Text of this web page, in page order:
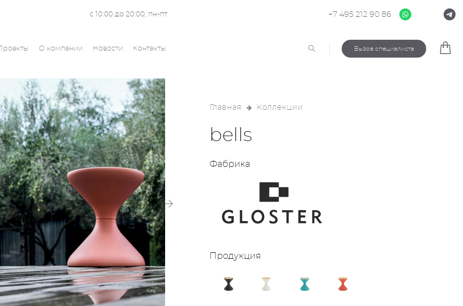
с 10:00 до 20:00, пн-пт +7 495 212 90 86
Проекты О компании Новости Контакты Вызов специалиста
Главная Коллекции
bells
Фабрика
Продукция